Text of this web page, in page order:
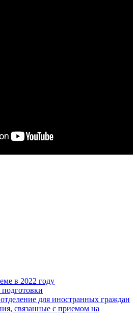
в 2022 году
для иностранных граждан
связанные с приемом на